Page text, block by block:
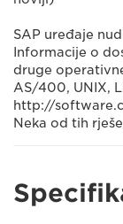
SAP uređaje
Informacije o
druge
AS/400, UNIX,
http://
Neka od tih